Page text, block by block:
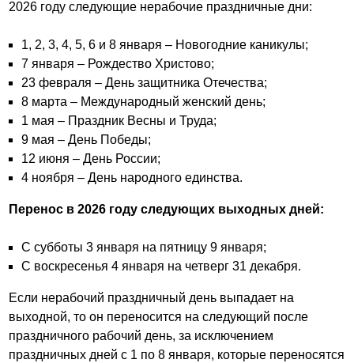
2026 году следующие нерабочие праздничные дни:
1, 2, 3, 4, 5, 6 и 8 января – Новогодние каникулы;
7 января – Рождество Христово;
23 февраля – День защитника Отечества;
8 марта – Международный женский день;
1 мая – Праздник Весны и Труда;
9 мая – День Победы;
12 июня – День России;
4 ноября – День народного единства.
Перенос в 2026 году следующих выходных дней:
С субботы 3 января на пятницу 9 января;
С воскресенья 4 января на четверг 31 декабря.
Если нерабочий праздничный день выпадает на
выходной, то он переносится на следующий после
праздничного рабочий день, за исключением
праздничных дней с 1 по 8 января, которые переносятся